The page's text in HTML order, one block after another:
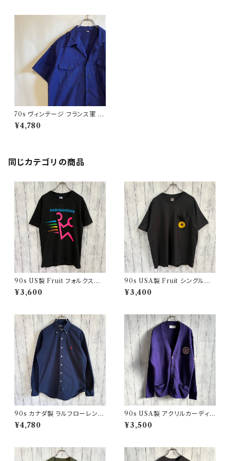
70s ヴィンテージ フランス軍 ワ
ークシャツ ビンテージ ユーロミ
リタリー
¥4,780
同じカテゴリの商品
90s US製 Fruit フォルクスワ
ーゲン シングルステッチTシャツ
ヴィンテージTシャツ アド 企業
¥3,600
90s USA製 Fruit シングルス
テッチTシャツ ポケットT scree
nstars ヴィンテージ
¥3,400
90s カナダ製 ラルフローレン
ボタンダウンシャツ Ralph Laur
en
¥4,780
90s USA製 アクリルカーディガ
ン レタード 紫 アメリカ製
¥3,500